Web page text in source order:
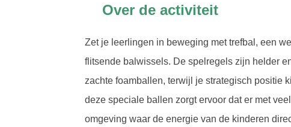
Over de activiteit
Zet je leerlingen in beweging met trefbal, een
flitsende balwissels. De spelregels zijn helder
foamballen, terwijl je strategisch positie kiest
speciale ballen zorgt ervoor dat er met veel
waar de energie van de kinderen direct tastbaar